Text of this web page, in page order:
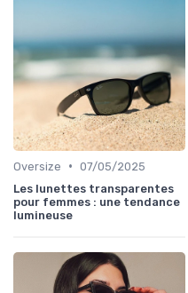
Oversize • 07/05/2025
Les lunettes transparentes
pour femmes : une tendance
lumineuse